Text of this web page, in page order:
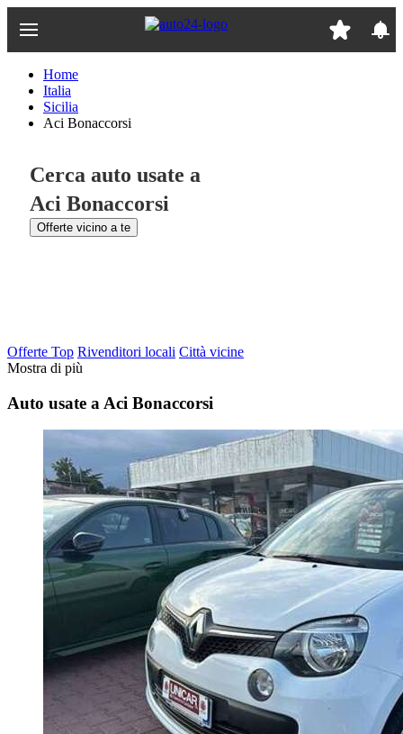
Home
Italia
Sicilia
Aci Bonaccorsi
Cerca auto usate a
Aci Bonaccorsi
Offerte vicino a te
Offerte Top Rivenditori locali Città vicine
Mostra di più
Auto usate a Aci Bonaccorsi